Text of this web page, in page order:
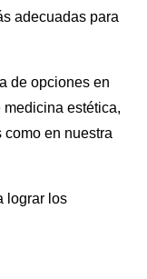
adecuadas para
de opciones en
estética,
en nuestra
lograr los